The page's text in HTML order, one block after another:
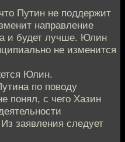
Путин не поддержит
направление
и будет лучше. Юлин
не изменится
Юлин.
по поводу
понял, с чего Хазин
заявления следует